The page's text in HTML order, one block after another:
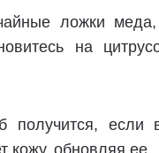
ложки
на
получится, если
кожу, обновляя ее.